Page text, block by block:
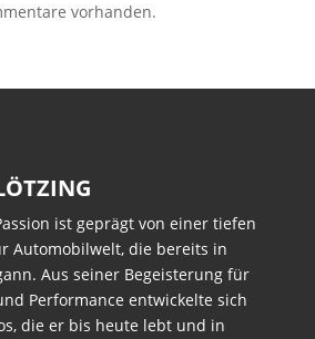
vorhanden.
ist geprägt von einer tiefen
Automobilwelt, die bereits in
Aus seiner Begeisterung für
Performance entwickelte sich
die er bis heute lebt und in